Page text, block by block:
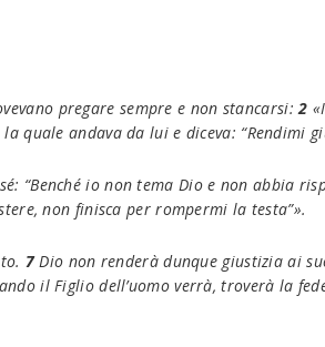
pregare sempre e non stancarsi:2
quale andava da lui e diceva: “Rendimi
“Benché io non tema Dio e non abbia
non finisca per rompermi la testa”».
7Dio non renderà dunque giustizia ai
il Figlio dell’uomo verrà, troverà la